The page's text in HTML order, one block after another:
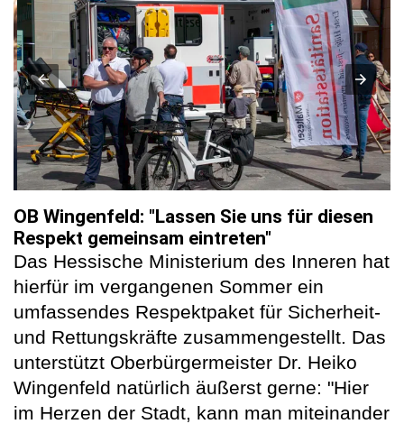
OB Wingenfeld: "Lassen Sie uns für diesen
Respekt gemeinsam eintreten"
Das Hessische Ministerium des Inneren hat
hierfür im vergangenen Sommer ein
umfassendes Respektpaket für Sicherheit-
und Rettungskräfte zusammengestellt. Das
unterstützt Oberbürgermeister Dr. Heiko
Wingenfeld natürlich äußerst gerne: "Hier
im Herzen der Stadt, kann man miteinander